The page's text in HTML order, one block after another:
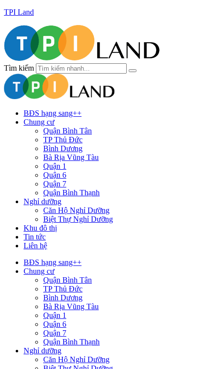
TPI Land
Tìm kiếm
BĐS hạng sang++
Chung cư
Quận Bình Tân
TP Thủ Đức
Bình Dương
Bà Rịa Vũng Tàu
Quận 1
Quận 6
Quận 7
Quận Bình Thạnh
Nghỉ dưỡng
Căn Hộ Nghỉ Dưỡng
Biệt Thự Nghỉ Dưỡng
Khu đô thị
Tin tức
Liên hệ
BĐS hạng sang++
Chung cư
Quận Bình Tân
TP Thủ Đức
Bình Dương
Bà Rịa Vũng Tàu
Quận 1
Quận 6
Quận 7
Quận Bình Thạnh
Nghỉ dưỡng
Căn Hộ Nghỉ Dưỡng